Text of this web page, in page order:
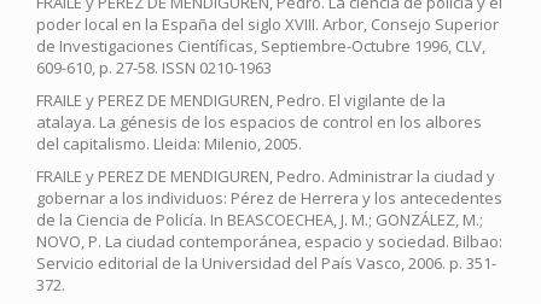
poder local en la España del siglo XVIII. Arbor, Consejo Superior
de Investigaciones Científicas, Septiembre-Octubre 1996, CLV,
609-610, p. 27-58. ISSN 0210-1963
FRAILE y PEREZ DE MENDIGUREN, Pedro. El vigilante de la
atalaya. La génesis de los espacios de control en los albores
del capitalismo. Lleida: Milenio, 2005.
FRAILE y PEREZ DE MENDIGUREN, Pedro. Administrar la ciudad y
gobernar a los individuos: Pérez de Herrera y los antecedentes
de la Ciencia de Policía. In BEASCOECHEA, J. M.; GONZÁLEZ, M.;
NOVO, P. La ciudad contemporánea, espacio y sociedad. Bilbao:
Servicio editorial de la Universidad del País Vasco, 2006. p. 351-
372.